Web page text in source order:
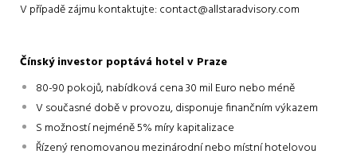
V případě zájmu kontaktujte: contact@allstaradvisory.com
Čínský investor poptává hotel v Praze
80-90 pokojů, nabídková cena 30 mil Euro nebo méně
V současné době v provozu, disponuje finančním výkazem
S možností nejméně 5% míry kapitalizace
Řízený renomovanou mezinárodní nebo místní hotelovou